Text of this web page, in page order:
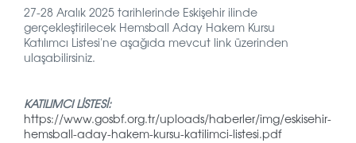
27-28 Aralık 2025 tarihlerinde Eskişehir ilinde
gerçekleştirilecek Hemsball Aday Hakem Kursu
Katılımcı Listesi'ne aşağıda mevcut link üzerinden
ulaşabilirsiniz.
KATILIMCI LİSTESİ:
https://www.gosbf.org.tr/uploads/haberler/img/eskisehir-
hemsball-aday-hakem-kursu-katilimci-listesi.pdf